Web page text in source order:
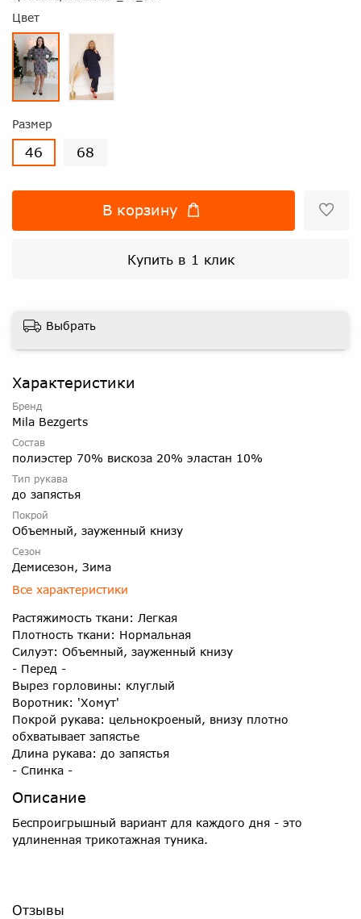
Цвет
Размер
46 68
В корзину
Купить в 1 клик
Выбрать
Характеристики
Бренд
Mila Bezgerts
Состав
полиэстер 70% вискоза 20% эластан 10%
Тип рукава
до запястья
Покрой
Объемный, зауженный книзу
Сезон
Демисезон, Зима
Все характеристики
Растяжимость ткани: Легкая
Плотность ткани: Нормальная
Силуэт: Объемный, зауженный книзу
- Перед -
Вырез горловины: клуглый
Воротник: 'Хомут'
Покрой рукава: цельнокроеный, внизу плотно
обхватывает запястье
Длина рукава: до запястья
- Спинка -
Описание
Беспроигрышный вариант для каждого дня - это
удлиненная трикотажная туника.
Отзывы